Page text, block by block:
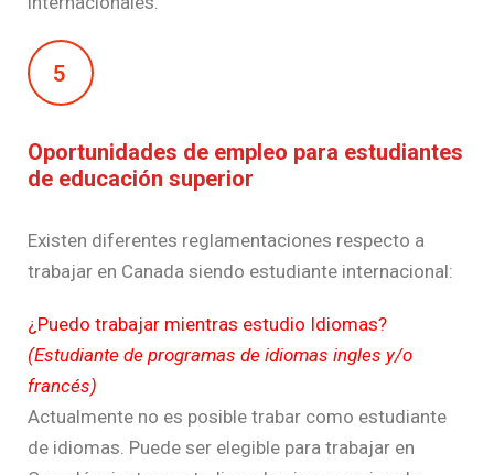
5
Oportunidades de empleo para estudiantes
de educación superior
Existen diferentes reglamentaciones respecto a
trabajar en Canada siendo estudiante internacional:
¿Puedo trabajar mientras estudio Idiomas?
(Estudiante de programas de idiomas ingles y/o
francés)
Actualmente no es posible trabar como estudiante
de idiomas. Puede ser elegible para trabajar en